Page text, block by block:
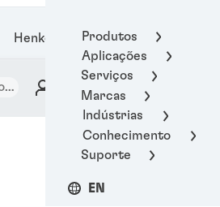
Produtos
Aplicações
Serviços
Marcas
Indústrias
Conhecimento
Suporte
EN
Henkel Adhesive Technologies